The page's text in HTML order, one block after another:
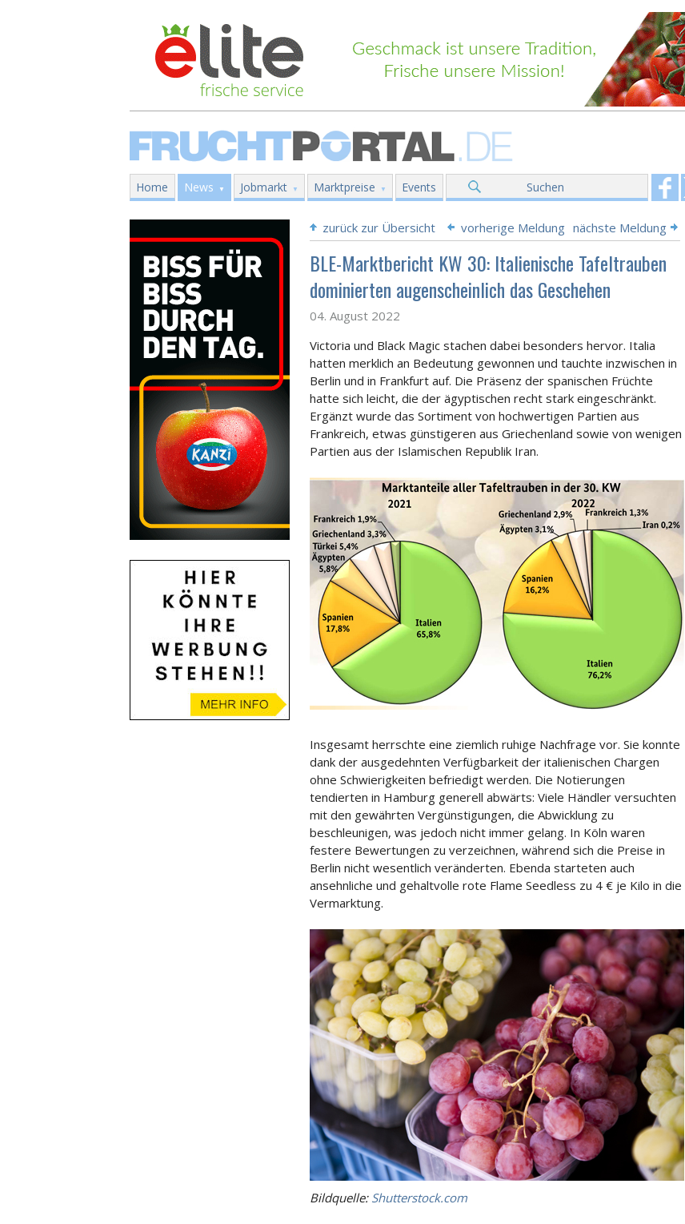
Home News Jobmarkt Marktpreise Events Suchen
zurück zur Übersicht vorherige Meldung nächste Meldung
BLE-Marktbericht KW 30: Italienische Tafeltrauben
dominierten augenscheinlich das Geschehen
04. August 2022
Victoria und Black Magic stachen dabei besonders hervor. Italia
hatten merklich an Bedeutung gewonnen und tauchte inzwischen in
Berlin und in Frankfurt auf. Die Präsenz der spanischen Früchte
hatte sich leicht, die der ägyptischen recht stark eingeschränkt.
Ergänzt wurde das Sortiment von hochwertigen Partien aus
Frankreich, etwas günstigeren aus Griechenland sowie von wenigen
Partien aus der Islamischen Republik Iran.
Insgesamt herrschte eine ziemlich ruhige Nachfrage vor. Sie konnte
dank der ausgedehnten Verfügbarkeit der italienischen Chargen
ohne Schwierigkeiten befriedigt werden. Die Notierungen
tendierten in Hamburg generell abwärts: Viele Händler versuchten
mit den gewährten Vergünstigungen, die Abwicklung zu
beschleunigen, was jedoch nicht immer gelang. In Köln waren
festere Bewertungen zu verzeichnen, während sich die Preise in
Berlin nicht wesentlich veränderten. Ebenda starteten auch
ansehnliche und gehaltvolle rote Flame Seedless zu 4 € je Kilo in die
Vermarktung.
Bildquelle: Shutterstock.com